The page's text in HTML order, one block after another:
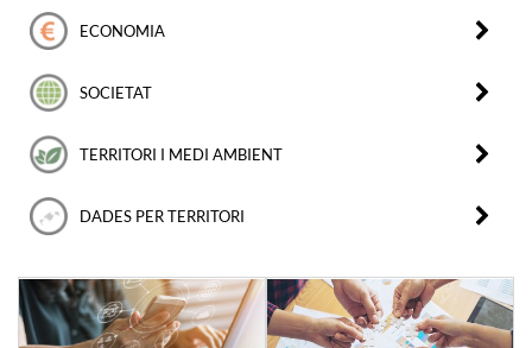
ECONOMIA
SOCIETAT
TERRITORI I MEDI AMBIENT
DADES PER TERRITORI